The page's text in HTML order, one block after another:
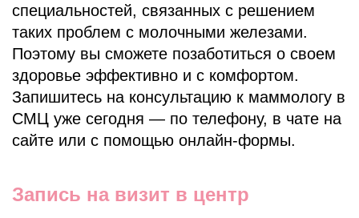
специальностей, связанных с решением
таких проблем с молочными железами.
Поэтому вы сможете позаботиться о своем
здоровье эффективно и с комфортом.
Запишитесь на консультацию к маммологу в
СМЦ уже сегодня — по телефону, в чате на
сайте или с помощью онлайн-формы.
Запись на визит в центр